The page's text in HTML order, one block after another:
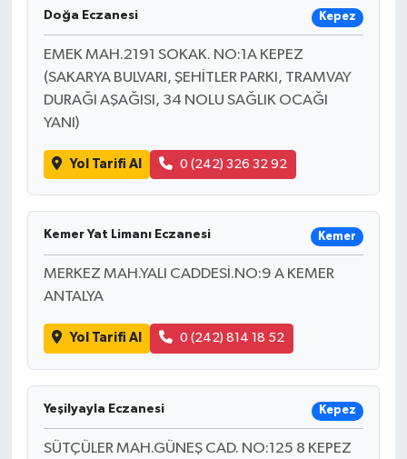
Doğa Eczanesi Kepez
EMEK MAH.2191 SOKAK. NO:1A KEPEZ
(SAKARYA BULVARI, ŞEHİTLER PARKI, TRAMVAY
DURAĞI AŞAĞISI, 34 NOLU SAĞLIK OCAĞI
YANI)
Yol Tarifi Al 0 (242) 326 32 92
Kemer Yat Limanı Eczanesi Kemer
MERKEZ MAH.YALI CADDESİ.NO:9 A KEMER
ANTALYA
Yol Tarifi Al 0 (242) 814 18 52
Yeşilyayla Eczanesi Kepez
SÜTÇÜLER MAH.GÜNEŞ CAD. NO:125 8 KEPEZ